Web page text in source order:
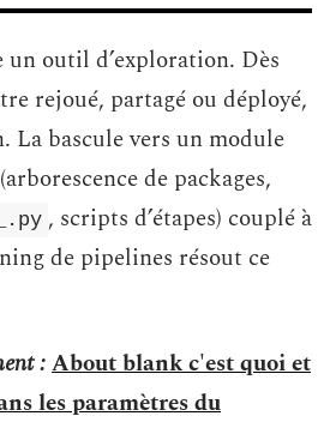
un outil d’exploration. Dès
rejoué, partagé ou déployé,
bascule vers un module
de packages,
, scripts d’étapes) couplé à
de pipelines résout ce
:About blank c'est quoi et
les paramètres du